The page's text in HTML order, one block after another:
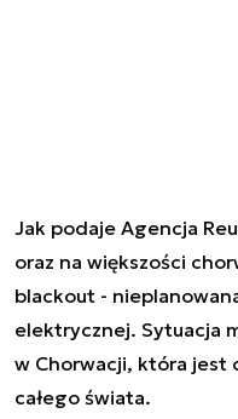
Jak podaje Agencja
oraz na większości
blackout -
elektrycznej. Sytuacja
w Chorwacji, która jest
całego świata.